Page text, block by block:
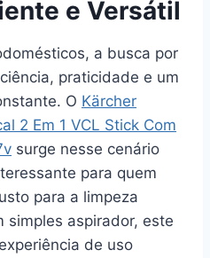
e Versátil
a busca por
praticidade e um
O Kärcher
2 Em 1 VCL Stick Com
surge nesse cenário
para quem
para a limpeza
simples aspirador, este
de uso